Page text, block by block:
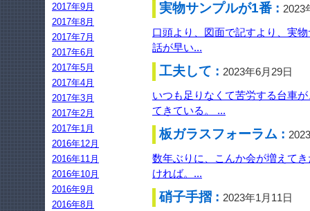
実物サンプルが1番 : 2023
口頭より、図面で記すより、実
話が早い...
工夫して : 2023年6月29日
いつも足りなくて苦労する台車
てきている。 ...
板ガラスフォーラム :
数年ぶりに、こんか会が増えて
ければ。...
硝子手摺 : 2023年1月11日
2017年9月
2017年8月
2017年7月
2017年6月
2017年5月
2017年4月
2017年3月
2017年2月
2017年1月
2016年12月
2016年11月
2016年10月
2016年9月
2016年8月